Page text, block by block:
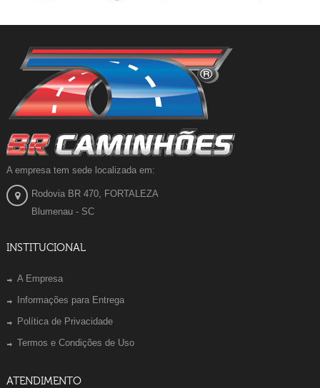
A empresa tem sede localizada em:
Rodovia BR 470, FORTALEZA
Blumenau - SC
INSTITUCIONAL
A Empresa
Informações para Entrega
Política de Privacidade
Termos e Condições de Uso
ATENDIMENTO